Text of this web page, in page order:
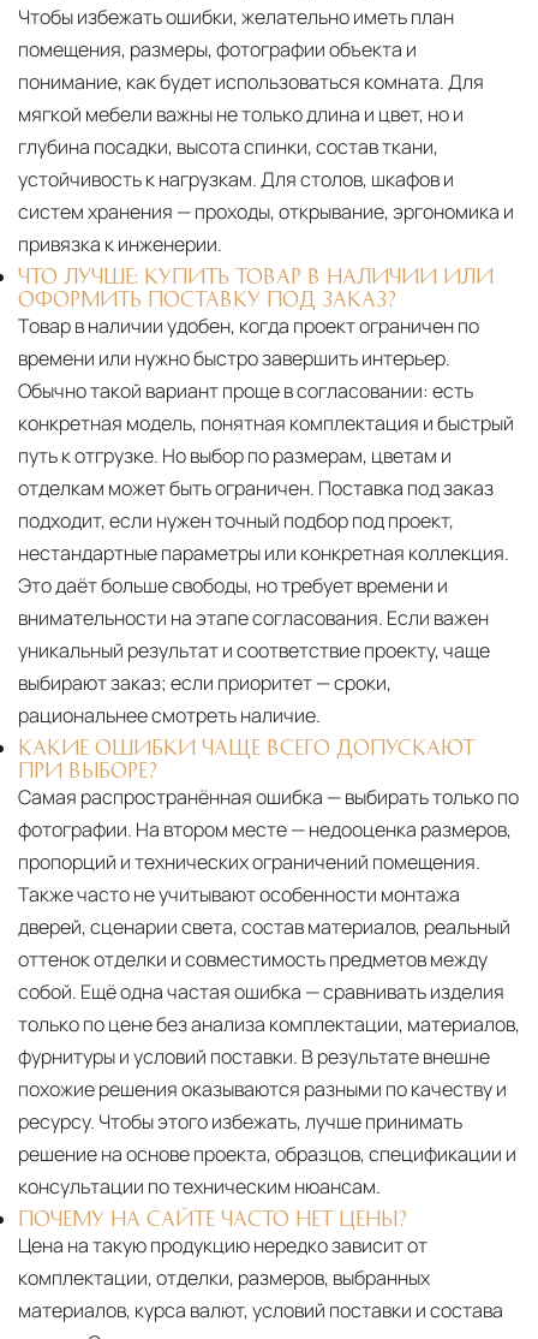
Чтобы избежать ошибки, желательно иметь план
помещения, размеры, фотографии объекта и
понимание, как будет использоваться комната. Для
мягкой мебели важны не только длина и цвет, но и
глубина посадки, высота спинки, состав ткани,
устойчивость к нагрузкам. Для столов, шкафов и
систем хранения — проходы, открывание, эргономика и
привязка к инженерии.
ЧТО ЛУЧШЕ: КУПИТЬ ТОВАР В НАЛИЧИИ ИЛИ
ОФОРМИТЬ ПОСТАВКУ ПОД ЗАКАЗ?
Товар в наличии удобен, когда проект ограничен по
времени или нужно быстро завершить интерьер.
Обычно такой вариант проще в согласовании: есть
конкретная модель, понятная комплектация и быстрый
путь к отгрузке. Но выбор по размерам, цветам и
отделкам может быть ограничен. Поставка под заказ
подходит, если нужен точный подбор под проект,
нестандартные параметры или конкретная коллекция.
Это даёт больше свободы, но требует времени и
внимательности на этапе согласования. Если важен
уникальный результат и соответствие проекту, чаще
выбирают заказ; если приоритет — сроки,
рациональнее смотреть наличие.
КАКИЕ ОШИБКИ ЧАЩЕ ВСЕГО ДОПУСКАЮТ
ПРИ ВЫБОРЕ?
Самая распространённая ошибка — выбирать только по
фотографии. На втором месте — недооценка размеров,
пропорций и технических ограничений помещения.
Также часто не учитывают особенности монтажа
дверей, сценарии света, состав материалов, реальный
оттенок отделки и совместимость предметов между
собой. Ещё одна частая ошибка — сравнивать изделия
только по цене без анализа комплектации, материалов,
фурнитуры и условий поставки. В результате внешне
похожие решения оказываются разными по качеству и
ресурсу. Чтобы этого избежать, лучше принимать
решение на основе проекта, образцов, спецификации и
консультации по техническим нюансам.
ПОЧЕМУ НА САЙТЕ ЧАСТО НЕТ ЦЕНЫ?
Цена на такую продукцию нередко зависит от
комплектации, отделки, размеров, выбранных
материалов, курса валют, условий поставки и состава